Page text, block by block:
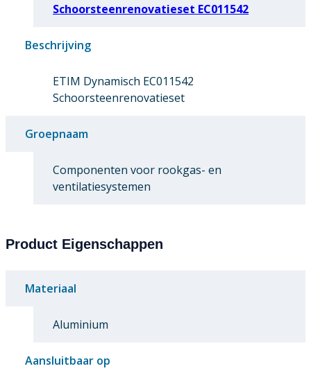
Schoorsteenrenovatieset EC011542
Beschrijving
ETIM Dynamisch EC011542
Schoorsteenrenovatieset
Groepnaam
Componenten voor rookgas- en
ventilatiesystemen
Product Eigenschappen
Materiaal
Aluminium
Aansluitbaar op